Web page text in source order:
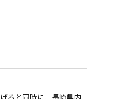
ると同時に、長崎県内